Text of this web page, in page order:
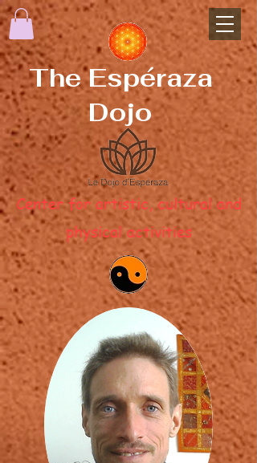
Center for artistic, cultural and
physical activities
The Espéraza
Dojo